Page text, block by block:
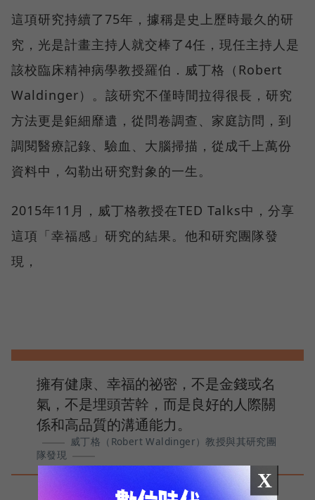
這項研究持續了75年，據稱是史上歷時最久的研
究，光是計畫主持人就交棒了4任，現任主持人是
該校臨床精神病學教授羅伯．威丁格（Robert
Waldinger）。該研究不僅時間拉得很長，研究
方法更是鉅細靡遺，從問卷調查、家庭訪問，到
調閱醫療記錄、驗血、大腦掃描，從成千上萬份
資料中，勾勒出研究對象的一生。
2015年11月，威丁格教授在TED Talks中，分享
這項「幸福感」研究的結果。他和研究團隊發
現，
威丁格（Robert Waldinger）教授與其研究團
隊發現
擁有健康、幸福的祕密，不是金錢或名
氣，不是埋頭苦幹，而是良好的人際關
係和高品質的溝通能力。
X